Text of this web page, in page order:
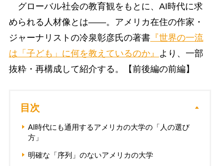
グローバル社会の教育観をもとに、AI時代に求
められる人材像とは――。アメリカ在住の作家・
ジャーナリストの冷泉彰彦氏の著書『世界の一流
は「子ども」に何を教えているのか』
より、一部
抜粋・再構成して紹介する。【前後編の前編】
目次
AI時代にも通用するアメリカの大学の「人の選び
方」
明確な「序列」のないアメリカの大学